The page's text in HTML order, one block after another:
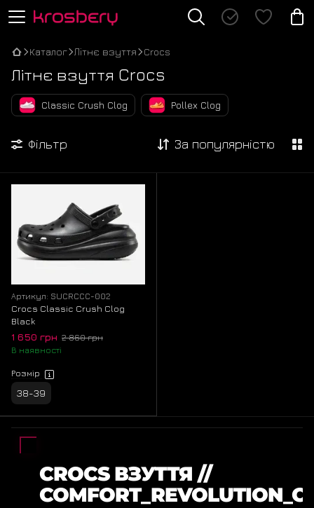
Каталог Літнє взуття Crocs
Літнє взуття Crocs
Classic Crush Clog Pollex Clog
Фільтр За популярністю
Артикул: SUCRCCC-002
Crocs Classic Crush Clog
Black
1 650 грн 2 860 грн
В наявності
Розмір
38-39
CROCS ВЗУТТЯ //